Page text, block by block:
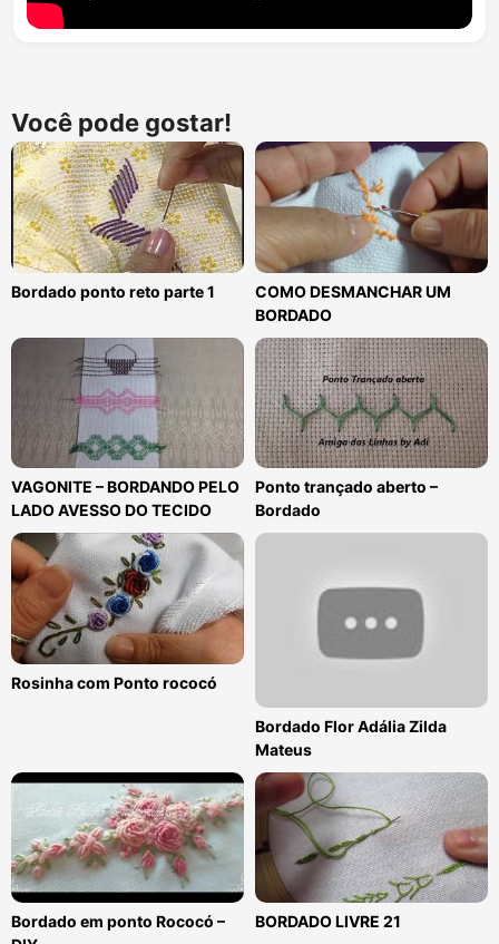
Você pode gostar!
Bordado ponto reto parte 1
COMO DESMANCHAR UM
BORDADO
VAGONITE – BORDANDO PELO
LADO AVESSO DO TECIDO
Ponto trançado aberto –
Bordado
Rosinha com Ponto rococó
Bordado Flor Adália Zilda
Mateus
Bordado em ponto Rococó –
BORDADO LIVRE 21